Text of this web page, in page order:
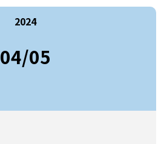
2024
04/05